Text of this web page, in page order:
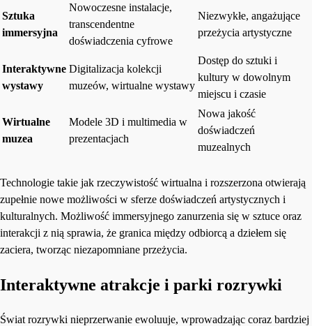
Sztuka
immersyjna
Nowoczesne instalacje,
transcendentne
doświadczenia cyfrowe
Niezwykłe, angażujące
przeżycia artystyczne
Interaktywne
wystawy
Digitalizacja kolekcji
muzeów, wirtualne wystawy
Dostęp do sztuki i
kultury w dowolnym
miejscu i czasie
Wirtualne
muzea
Modele 3D i multimedia w
prezentacjach
Nowa jakość
doświadczeń
muzealnych
Technologie takie jak rzeczywistość wirtualna i rozszerzona otwierają
zupełnie nowe możliwości w sferze doświadczeń artystycznych i
kulturalnych. Możliwość immersyjnego zanurzenia się w sztuce oraz
interakcji z nią sprawia, że granica między odbiorcą a dziełem się
zaciera, tworząc niezapomniane przeżycia.
Interaktywne atrakcje i parki rozrywki
Świat rozrywki nieprzerwanie ewoluuje, wprowadzając coraz bardziej